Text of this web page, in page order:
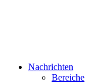
Nachrichten
Bereiche